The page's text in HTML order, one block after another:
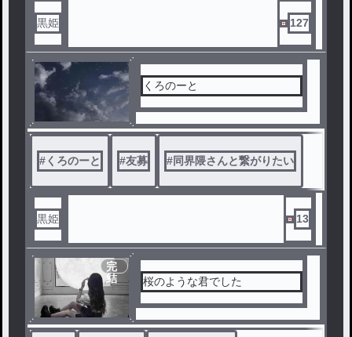
黒姫 127
くろのーと
#くろのーと #友募 #同界隈さんと繋がりたい
黒姫 13
完
結
桜のような君でした